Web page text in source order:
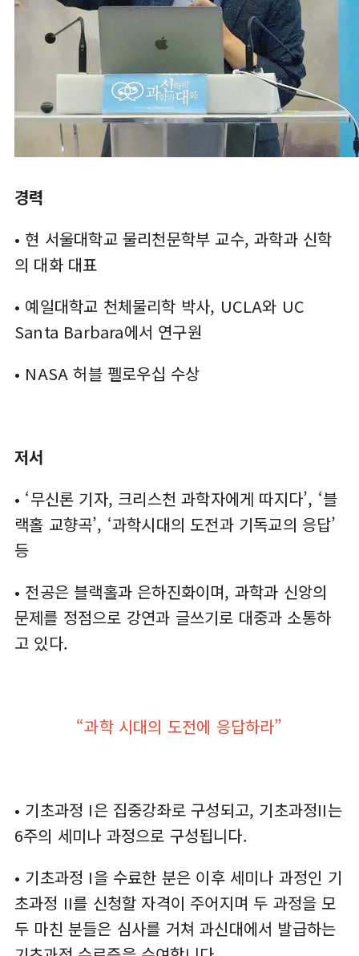
경력
• 현 서울대학교 물리천문학부 교수, 과학과 신학
의 대화 대표
• 예일대학교 천체물리학 박사, UCLA와 UC
Santa Barbara에서 연구원
• NASA 허블 펠로우십 수상
저서
• ‘무신론 기자, 크리스천 과학자에게 따지다’, ‘블
랙홀 교향곡’, ‘과학시대의 도전과 기독교의 응답’
등
• 전공은 블랙홀과 은하진화이며, 과학과 신앙의
문제를 정점으로 강연과 글쓰기로 대중과 소통하
고 있다.
“과학 시대의 도전에 응답하라”
• 기초과정 I은 집중강좌로 구성되고, 기초과정II는
6주의 세미나 과정으로 구성됩니다.
• 기초과정 I을 수료한 분은 이후 세미나 과정인 기
초과정 II를 신청할 자격이 주어지며 두 과정을 모
두 마친 분들은 심사를 거쳐 과신대에서 발급하는